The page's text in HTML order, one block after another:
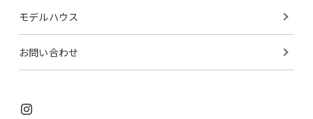
モデルハウス
お問い合わせ